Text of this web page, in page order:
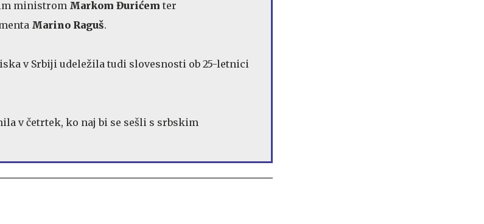
ministrom Markom Đurićem ter
Marino Raguš.
v Srbiji udeležila tudi slovesnosti ob 25-letnici
v četrtek, ko naj bi se sešli s srbskim